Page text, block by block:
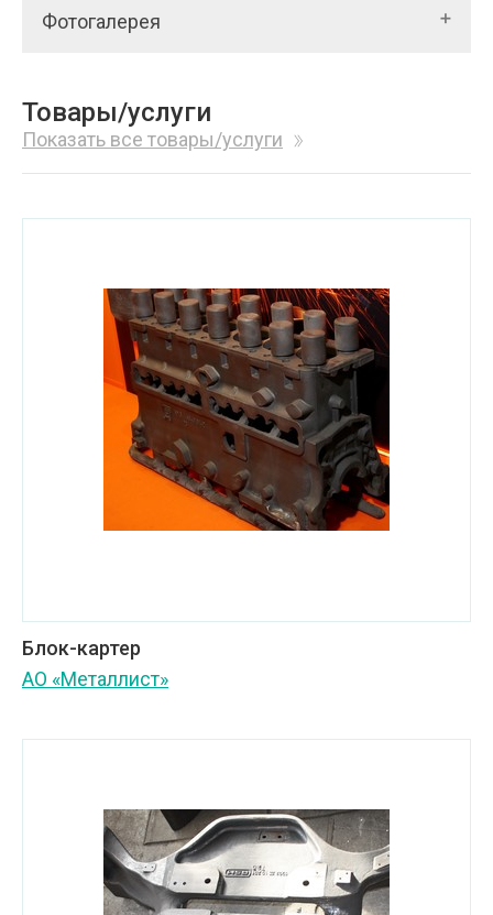
Фотогалерея
Товары/услуги
Показать все товары/услуги
Блок-картер
АО «Металлист»